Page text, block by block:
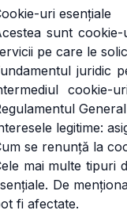
uri esențiale
sunt
pe care le
juridic
cookie-
legitime:
se renunță la
mai multe tipuri
De
fi afectate.